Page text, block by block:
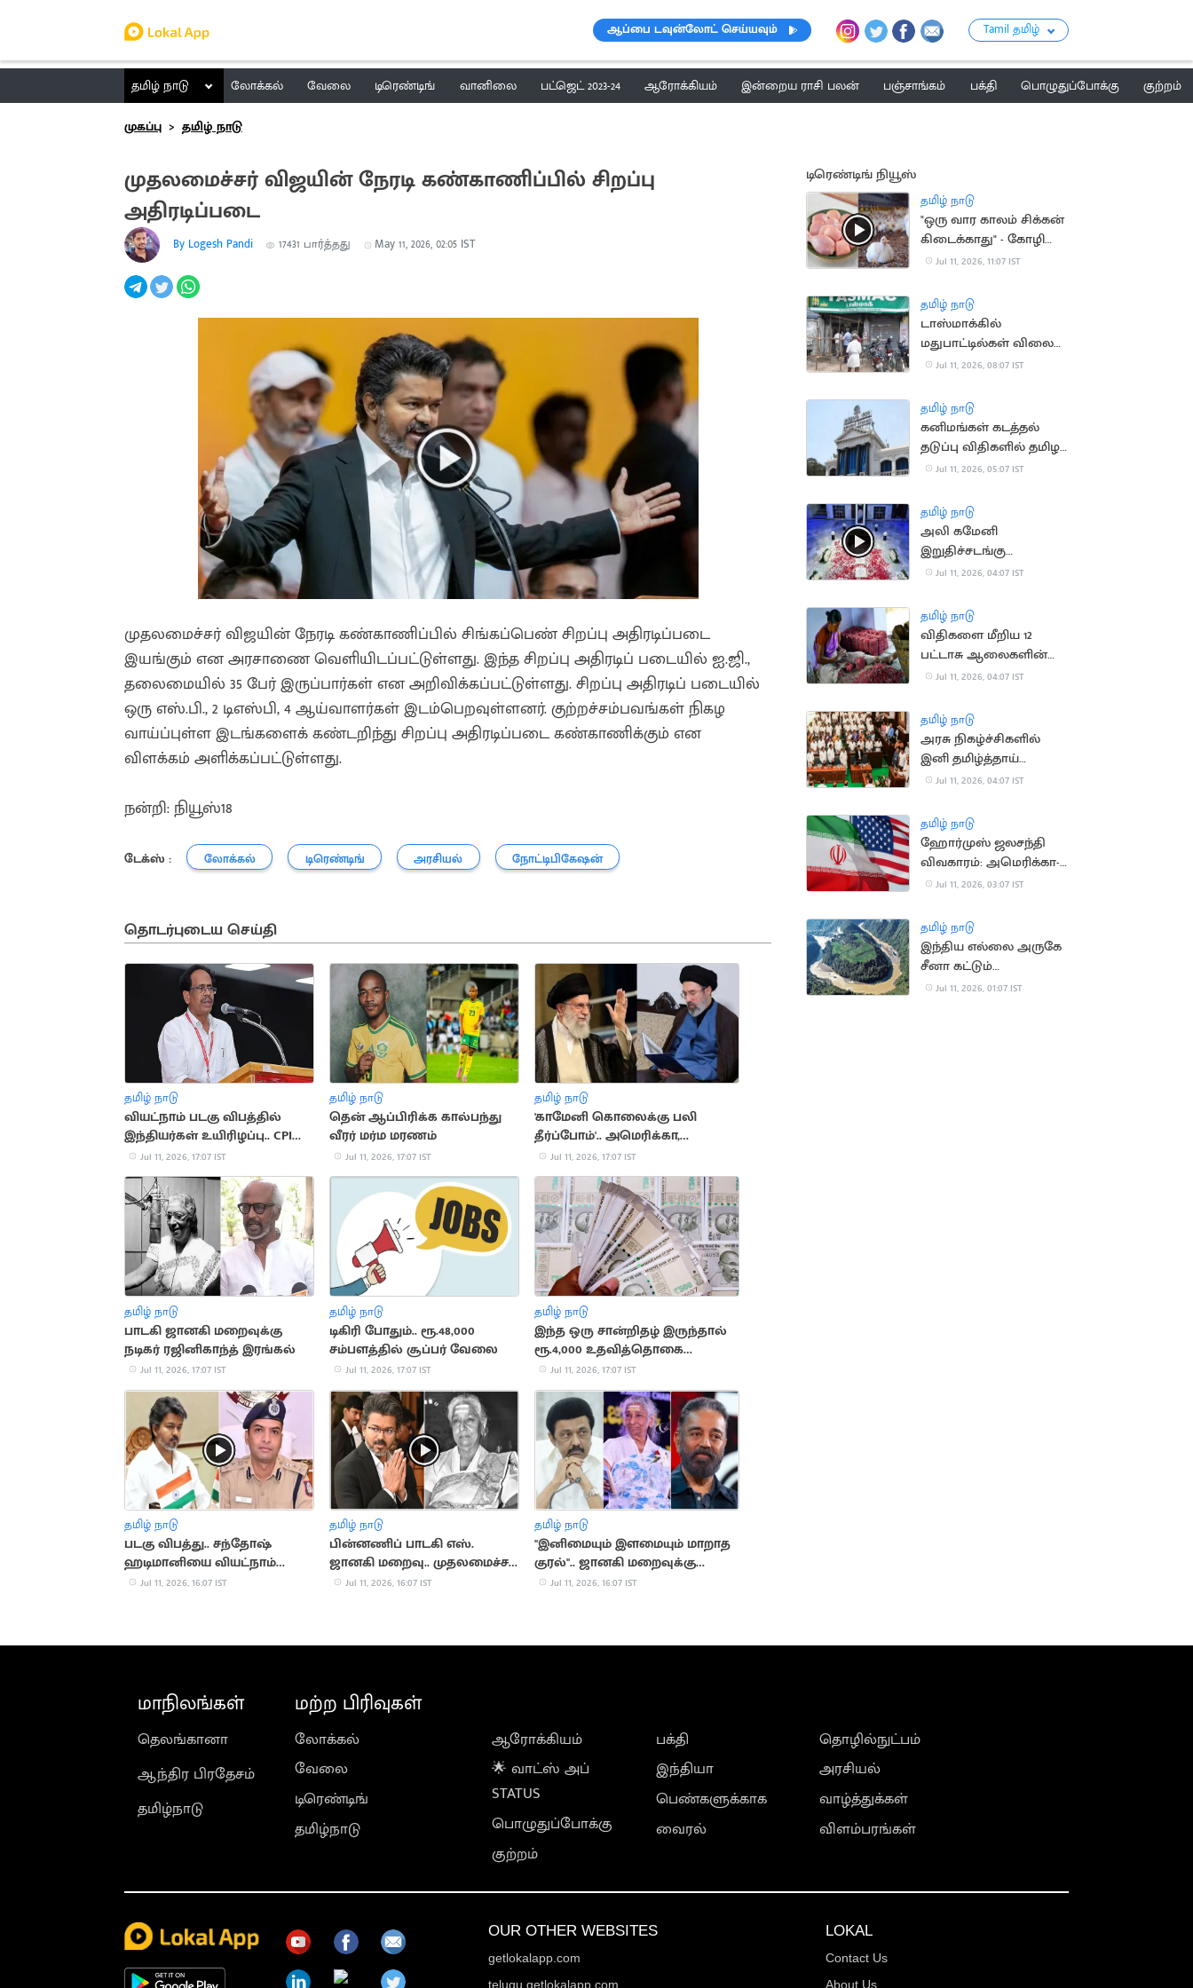
ஆப்பை டவுன்லோட் செய்யவும் Tamil தமிழ்
தமிழ் நாடு லோக்கல் வேலை டிரெண்டிங் வானிலை பட்ஜெட் 2023-24 ஆரோக்கியம் இன்றைய ராசி பலன் பஞ்சாங்கம் பக்தி பொழுதுப்போக்கு
குற்றம்
முகப்பு
தமிழ் நாடு
முதலமைச்சர் விஜயின் நேரடி கண்காணிப்பில் சிறப்பு
அதிரடிப்படை
By Logesh Pandi 17431 பார்த்தது May 11, 2026, 02:05 IST
முதலமைச்சர் விஜயின் நேரடி கண்காணிப்பில் சிங்கப்பெண் சிறப்பு அதிரடிப்படை
இயங்கும் என அரசாணை வெளியிடப்பட்டுள்ளது. இந்த சிறப்பு அதிரடிப் படையில் ஐ.ஜி.,
தலைமையில் 35 பேர் இருப்பார்கள் என அறிவிக்கப்பட்டுள்ளது. சிறப்பு அதிரடிப் படையில்
ஒரு எஸ்.பி., 2 டிஎஸ்பி, 4 ஆய்வாளர்கள் இடம்பெறவுள்ளனர். குற்றச்சம்பவங்கள் நிகழ
வாய்ப்புள்ள இடங்களைக் கண்டறிந்து சிறப்பு அதிரடிப்படை கண்காணிக்கும் என
விளக்கம் அளிக்கப்பட்டுள்ளது.
நன்றி: நியூஸ்18
டேக்ஸ் : லோக்கல் டிரெண்டிங் அரசியல் நோட்டிபிகேஷன்
தொடர்புடைய செய்தி
தமிழ் நாடு
வியட்நாம் படகு விபத்தில்
இந்தியர்கள் உயிரிழப்பு.. CPI
இரங்கல்
Jul 11, 2026, 17:07 IST
தமிழ் நாடு
தென் ஆப்பிரிக்க கால்பந்து
வீரர் மர்ம மரணம்
Jul 11, 2026, 17:07 IST
தமிழ் நாடு
'காமேனி கொலைக்கு பலி
தீர்ப்போம்'.. அமெரிக்கா,
இஸ்ரேலுக்கு மிரட்டல்
Jul 11, 2026, 17:07 IST
தமிழ் நாடு
பாடகி ஜானகி மறைவுக்கு
நடிகர் ரஜினிகாந்த் இரங்கல்
Jul 11, 2026, 17:07 IST
தமிழ் நாடு
டிகிரி போதும்.. ரூ.48,000
சம்பளத்தில் சூப்பர் வேலை
Jul 11, 2026, 17:07 IST
தமிழ் நாடு
இந்த ஒரு சான்றிதழ் இருந்தால்
ரூ.4,000 உதவித்தொகை
கிடைக்கும்
Jul 11, 2026, 17:07 IST
தமிழ் நாடு
படகு விபத்து.. சந்தோஷ்
ஹடிமானியை வியட்நாம்
விரைய முதலமைச்சர் விஜய்
Jul 11, 2026, 16:07 IST
தமிழ் நாடு
பின்னணிப் பாடகி எஸ்.
ஜானகி மறைவு.. முதலமைச்சர்
விஜய் இரங்கல்
Jul 11, 2026, 16:07 IST
தமிழ் நாடு
"இனிமையும் இளமையும் மாறாத
குரல்".. ஜானகி மறைவுக்கு
மு.க.ஸ்டாலின், கமல் இரங்கல்
Jul 11, 2026, 16:07 IST
டிரெண்டிங் நியூஸ்
தமிழ் நாடு
"ஒரு வார காலம் சிக்கன்
கிடைக்காது" - கோழி
வணிகர்கள் முடிவு
Jul 11, 2026, 11:07 IST
தமிழ் நாடு
டாஸ்மாக்கில்
மதுபாட்டில்கள் விலை
ரூ.10 உயர்கிறதா?
அறிக்கை தாக்கல்
Jul 11, 2026, 08:07 IST
தமிழ் நாடு
கனிமங்கள் கடத்தல்
தடுப்பு விதிகளில் தமிழக
அரசு திருத்தம்
Jul 11, 2026, 05:07 IST
தமிழ் நாடு
அலி கமேனி
இறுதிச்சடங்கு
வீடியோவை வெளியிட்ட
Jul 11, 2026, 04:07 IST
தமிழ் நாடு
விதிகளை மீறிய 12
பட்டாசு ஆலைகளின்
உரிமம் தற்காலிக ரத்து
Jul 11, 2026, 04:07 IST
தமிழ் நாடு
அரசு நிகழ்ச்சிகளில்
இனி தமிழ்த்தாய்
வாழ்த்துக்கே முதலிடம்:
Jul 11, 2026, 04:07 IST
தமிழ் நாடு
ஹோர்முஸ் ஜலசந்தி
விவகாரம்: அமெரிக்கா-
ஈரான் இடையே பதற்றம்
Jul 11, 2026, 03:07 IST
தமிழ் நாடு
இந்திய எல்லை அருகே
சீனா கட்டும்
அணையால் நிலநடுக்க
Jul 11, 2026, 01:07 IST
மாநிலங்கள்
தெலங்கானா
ஆந்திர பிரதேசம்
தமிழ்நாடு
மற்ற பிரிவுகள்
லோக்கல்
வேலை
டிரெண்டிங்
தமிழ்நாடு
ஆரோக்கியம்
🌟 வாட்ஸ் அப்
STATUS
பொழுதுப்போக்கு
குற்றம்
பக்தி
இந்தியா
பெண்களுக்காக
வைரல்
தொழில்நுட்பம்
அரசியல்
வாழ்த்துக்கள்
விளம்பரங்கள்
OUR OTHER WEBSITES
getlokalapp.com
telugu.getlokalapp.com
LOKAL
Contact Us
About Us